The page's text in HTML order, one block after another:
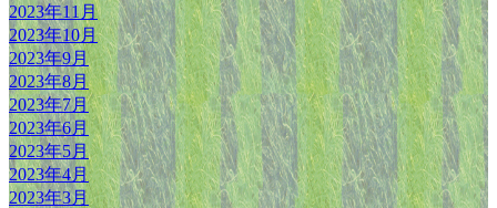
2023年11月
2023年10月
2023年9月
2023年8月
2023年7月
2023年6月
2023年5月
2023年4月
2023年3月